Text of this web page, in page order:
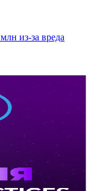
из-за вреда